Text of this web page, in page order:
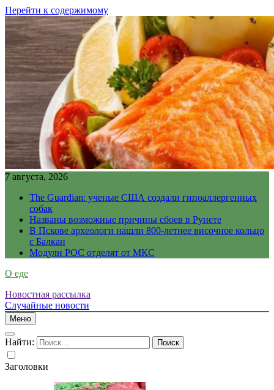
Перейти к содержимому
7 августа, 2026
The Guardian: ученые США создали гипоаллергенных
собак
Названы возможные причины сбоев в Рунете
В Пскове археологи нашли 800-летнее височное кольцо
с Балкан
Модули РОС отделят от МКС
О еде
Новостная рассылка
Случайные новости
Меню
Найти:
Заголовки